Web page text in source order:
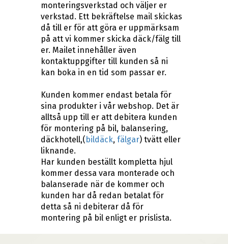
monteringsverkstad och väljer er
verkstad. Ett bekräftelse mail skickas
då till er för att göra er uppmärksam
på att vi kommer skicka däck/fälg till
er. Mailet innehåller även
kontaktuppgifter till kunden så ni
kan boka in en tid som passar er.
Kunden kommer endast betala för
sina produkter i vår webshop. Det är
alltså upp till er att debitera kunden
för montering på bil, balansering,
däckhotell,( bildäck,fälgar) tvätt eller
liknande.
Har kunden beställt kompletta hjul
kommer dessa vara monterade och
balanserade när de kommer och
kunden har då redan betalat för
detta så ni debiterar då för
montering på bil enligt er prislista.